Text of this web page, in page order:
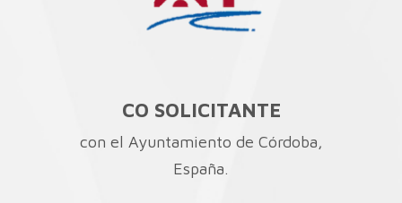
CO SOLICITANTE
con el Ayuntamiento de Córdoba,
España.